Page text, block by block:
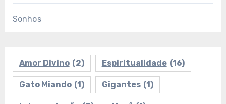
Sonhos
Amor Divino (2) Espiritualidade (16)
Gato Miando (1) Gigantes (1)